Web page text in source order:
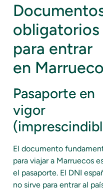
obligatorios
para entrar
en
Pasaporte en
vigor
El documento
para viajar a Marruecos
el pasaporte. El DNI
no sirve para entrar al